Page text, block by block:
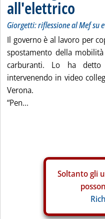
all'elettrico
Giorgetti: riflessione al Mef su
Il governo è al lavoro per
spostamento della
carburanti. Lo ha detto
intervenendo in video
Verona.
“Pen...
Soltanto gli